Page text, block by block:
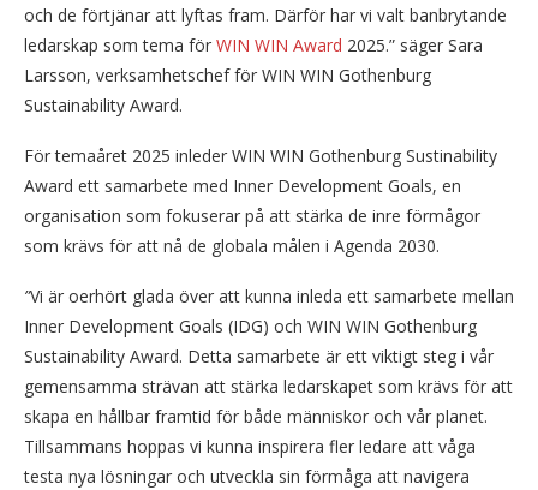
och de förtjänar att lyftas fram. Därför har vi valt banbrytande
ledarskap som tema för WIN WIN Award 2025.” säger Sara
Larsson, verksamhetschef för WIN WIN Gothenburg
Sustainability Award.
För temaåret 2025 inleder WIN WIN Gothenburg Sustinability
Award ett samarbete med Inner Development Goals, en
organisation som fokuserar på att stärka de inre förmågor
som krävs för att nå de globala målen i Agenda 2030.
”Vi är oerhört glada över att kunna inleda ett samarbete mellan
Inner Development Goals (IDG) och WIN WIN Gothenburg
Sustainability Award. Detta samarbete är ett viktigt steg i vår
gemensamma strävan att stärka ledarskapet som krävs för att
skapa en hållbar framtid för både människor och vår planet.
Tillsammans hoppas vi kunna inspirera fler ledare att våga
testa nya lösningar och utveckla sin förmåga att navigera